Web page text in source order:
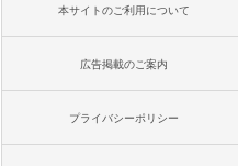
本サイトのご利用について
広告掲載のご案内
プライバシーポリシー